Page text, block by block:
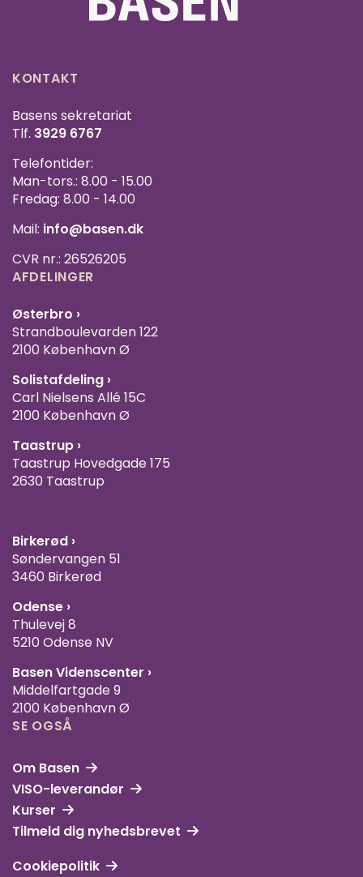
KONTAKT
Basens sekretariat
Tlf. 3929 6767
Telefontider:
Man-tors.: 8.00 - 15.00
Fredag: 8.00 - 14.00
Mail: info@basen.dk
CVR nr.: 26526205
AFDELINGER
Østerbro ›
Strandboulevarden 122
2100 København Ø
Solistafdeling ›
Carl Nielsens Allé 15C
2100 København Ø
Taastrup ›
Taastrup Hovedgade 175
2630 Taastrup
Birkerød ›
Søndervangen 51
3460 Birkerød
Odense ›
Thulevej 8
5210 Odense NV
Basen Videnscenter ›
Middelfartgade 9
2100 København Ø
SE OGSÅ
Om Basen
VISO-leverandør
Kurser
Tilmeld dig nyhedsbrevet
Cookiepolitik